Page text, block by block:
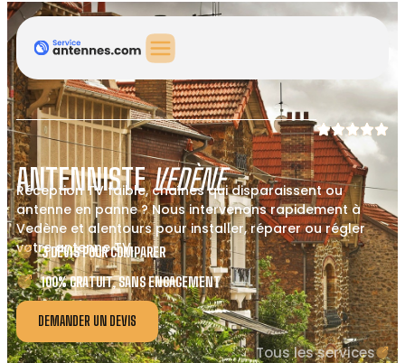
ANTENNISTEVEDÈNE
Réception TV faible, chaînes qui disparaissent ou
antenne en panne ? Nous intervenons rapidement à
Vedène et alentours pour installer, réparer ou régler
votre antenne TV.
3 DEVIS POUR COMPARER
100% GRATUIT, SANS ENGAGEMENT
DEMANDER UN DEVIS
Tous les services